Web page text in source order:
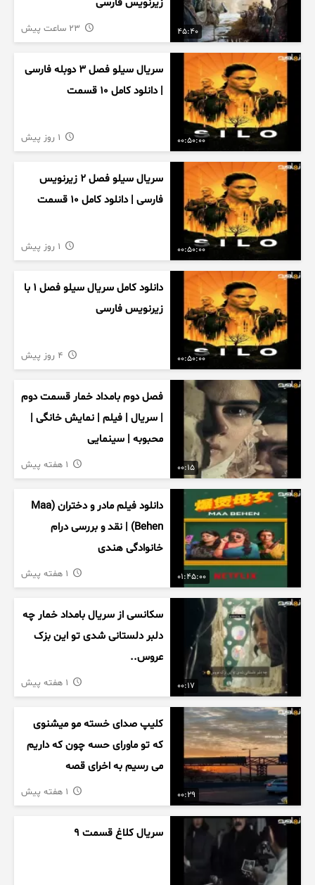
45:40
زیرنویس فارسی
00:50:00
سریال سیلو فصل ۳ دوبله فارسی
| دانلود کامل ۱۰ قسمت
00:50:00
سریال سیلو فصل ۲ زیرنویس
فارسی | دانلود کامل ۱۰ قسمت
00:50:00
دانلود کامل سریال سیلو فصل ۱ با
زیرنویس فارسی
00:15
فصل دوم بامداد خمار قسمت دوم
| سریال | فیلم | نمایش خانگی |
محبوبه | سینمایی
01:45:00
دانلود فیلم مادر و دختران (Maa
Behen) | نقد و بررسی درام
خانوادگی هندی
00:17
سکانسی از سریال بامداد خمار چه
دلبر دلستانی شدی تو این بزک
عروس..
00:29
کلیپ صدای خسته مو میشنوی
که تو ماورای حسه چون که داریم
می رسیم به اخرای قصه
سریال کلاغ قسمت 9